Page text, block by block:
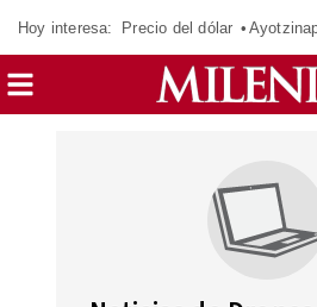
Hoy interesa: Precio del dólar